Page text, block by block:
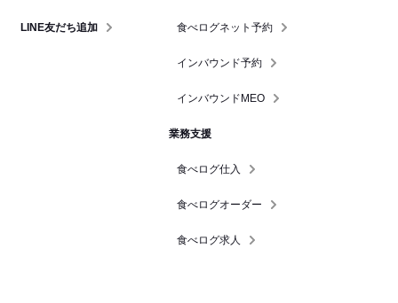
LINE友だち追加 食べログネット予約
インバウンド予約
インバウンドMEO
業務支援
食べログ仕入
食べログオーダー
食べログ求人